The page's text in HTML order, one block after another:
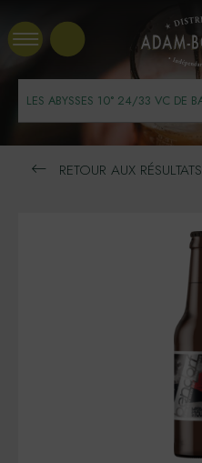
RETOUR AUX RÉSULTATS